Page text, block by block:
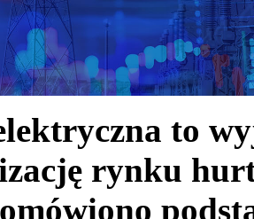
to
rynku